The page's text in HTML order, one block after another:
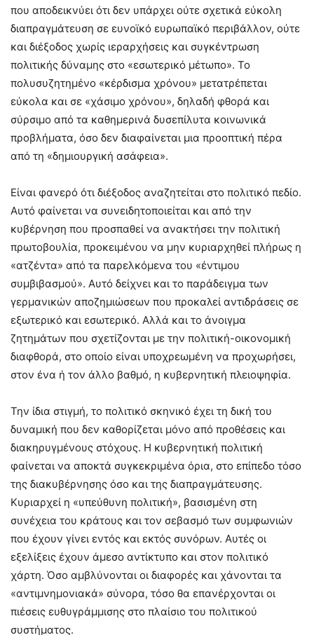
που αποδεικνύει ότι δεν υπάρχει ούτε σχετικά εύκολη
διαπραγμάτευση σε ευνοϊκό ευρωπαϊκό περιβάλλον, ούτε
και διέξοδος χωρίς ιεραρχήσεις και συγκέντρωση
πολιτικής δύναμης στο «εσωτερικό μέτωπο». Το
πολυσυζητημένο «κέρδισμα χρόνου» μετατρέπεται
εύκολα και σε «χάσιμο χρόνου», δηλαδή φθορά και
σύρσιμο από τα καθημερινά δυσεπίλυτα κοινωνικά
προβλήματα, όσο δεν διαφαίνεται μια προοπτική πέρα
από τη «δημιουργική ασάφεια».
Είναι φανερό ότι διέξοδος αναζητείται στο πολιτικό πεδίο.
Αυτό φαίνεται να συνειδητοποιείται και από την
κυβέρνηση που προσπαθεί να ανακτήσει την πολιτική
πρωτοβουλία, προκειμένου να μην κυριαρχηθεί πλήρως η
«ατζέντα» από τα παρελκόμενα του «έντιμου
συμβιβασμού». Αυτό δείχνει και το παράδειγμα των
γερμανικών αποζημιώσεων που προκαλεί αντιδράσεις σε
εξωτερικό και εσωτερικό. Αλλά και το άνοιγμα
ζητημάτων που σχετίζονται με την πολιτική-οικονομική
διαφθορά, στο οποίο είναι υποχρεωμένη να προχωρήσει,
στον ένα ή τον άλλο βαθμό, η κυβερνητική πλειοψηφία.
Την ίδια στιγμή, το πολιτικό σκηνικό έχει τη δική του
δυναμική που δεν καθορίζεται μόνο από προθέσεις και
διακηρυγμένους στόχους. Η κυβερνητική πολιτική
φαίνεται να αποκτά συγκεκριμένα όρια, στο επίπεδο τόσο
της διακυβέρνησης όσο και της διαπραγμάτευσης.
Κυριαρχεί η «υπεύθυνη πολιτική», βασισμένη στη
συνέχεια του κράτους και τον σεβασμό των συμφωνιών
που έχουν γίνει εντός και εκτός συνόρων. Αυτές οι
εξελίξεις έχουν άμεσο αντίκτυπο και στον πολιτικό
χάρτη. Όσο αμβλύνονται οι διαφορές και χάνονται τα
«αντιμνημονιακά» σύνορα, τόσο θα επανέρχονται οι
πιέσεις ευθυγράμμισης στο πλαίσιο του πολιτικού
συστήματος.